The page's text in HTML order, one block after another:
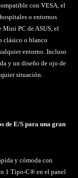
con VESA, el
o entornos
Mini PC de ASUS, el
clásico o blanco
entorno. Incluso
y un diseño de ojo de
situación.
de E/S para una gran
y cómoda con
1 Tipo-C® en el panel